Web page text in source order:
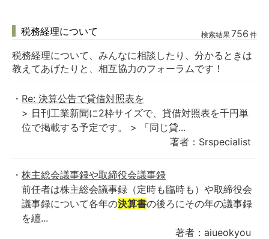
税務経理について 検索結果756 件
税務経理について、みんなに相談したり、分かるときは
教えてあげたりと、相互協力のフォーラムです！
Re: 決算公告で貸借対照表を
> 日刊工業新聞に2枠サイズで、貸借対照表を千円単
位で掲載する予定です。 > 「同じ貸...
著者：Srspecialist
株主総会議事録や取締役会議事録
前任者は株主総会議事録（定時も臨時も）や取締役会
議事録について各年の決算書の後ろにその年の議事録
を纏...
著者：aiueokyou